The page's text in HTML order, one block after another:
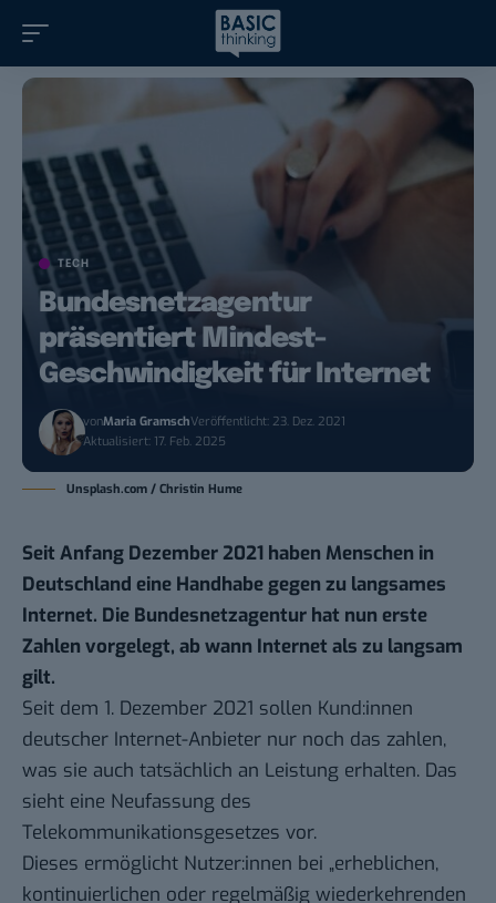
TECH
Bundesnetzagentur
präsentiert Mindest-
Geschwindigkeit für Internet
vonMaria GramschVeröffentlicht: 23. Dez. 2021
Aktualisiert: 17. Feb. 2025
Unsplash.com / Christin Hume
Seit Anfang Dezember 2021 haben Menschen in
Deutschland eine Handhabe gegen zu langsames
Internet. Die Bundesnetzagentur hat nun erste
Zahlen vorgelegt, ab wann Internet als zu langsam
gilt.
Seit dem 1. Dezember 2021 sollen Kund:innen
deutscher Internet-Anbieter nur noch das zahlen,
was sie auch tatsächlich an Leistung erhalten. Das
sieht eine Neufassung des
Telekommunikationsgesetzes vor.
Dieses ermöglicht Nutzer:innen bei „erheblichen,
kontinuierlichen oder regelmäßig wiederkehrenden